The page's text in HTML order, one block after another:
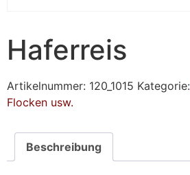
Haferreis
Artikelnummer: 120_1015 Kategorie:
Flocken usw.
Beschreibung